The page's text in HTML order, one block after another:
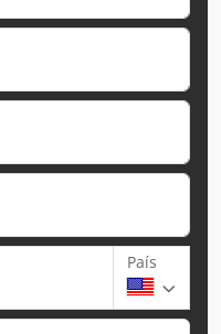
País